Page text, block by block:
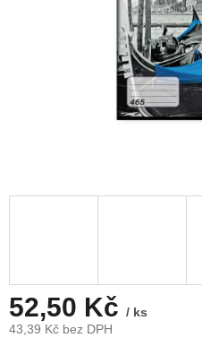
52,50 Kč / ks
43,39 Kč bez DPH